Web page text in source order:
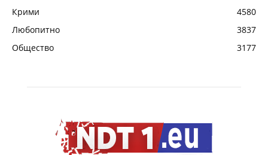
Крими
4580
Любопитно
3837
Общество
3177